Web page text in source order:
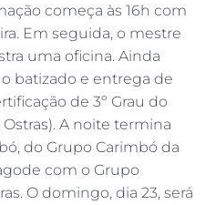
começa às 16h com
Em seguida, o mestre
uma oficina. Ainda
batizado e entrega de
de 3º Grau do
A noite termina
do Grupo Carimbó da
com o Grupo
O domingo, dia 23, será